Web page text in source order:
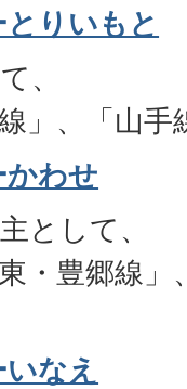
りいもと
、
」、「山
わせ
として、
・豊郷線
なえ